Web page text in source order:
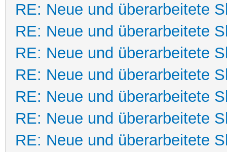
RE: Neue und überarbeitete
RE: Neue und überarbeitete
RE: Neue und überarbeitete
RE: Neue und überarbeitete
RE: Neue und überarbeitete
RE: Neue und überarbeitete
RE: Neue und überarbeitete